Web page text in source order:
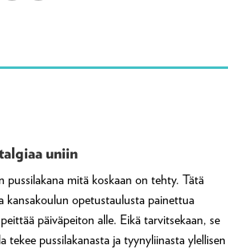
uniin
pussilakana mitä koskaan on tehty. Tätä
kansakoulun opetustaulusta painettua
päiväpeiton alle. Eikä tarvitsekaan, se
tekee pussilakanasta ja tyynyliinasta ylellisen